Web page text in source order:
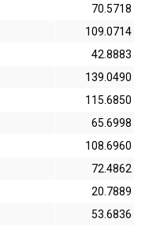
70.5718
109.0714
42.8883
139.0490
115.6850
65.6998
108.6960
72.4862
20.7889
53.6836